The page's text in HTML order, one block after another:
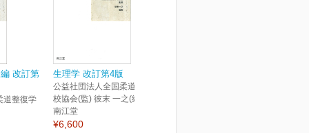
改訂第
道整復学
生理学 改訂第4版
公益社団法人全国柔道整復学
校協会(監) 彼末 一之(編)
南江堂
¥6,600